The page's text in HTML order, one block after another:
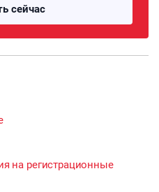
сейчас
на регистрационные